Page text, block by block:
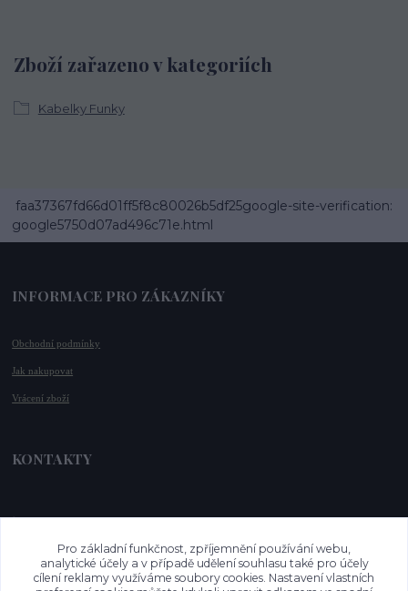
Zboží zařazeno v kategoriích
Kabelky Funky
faa37367fd66d01ff5f8c80026b5df25google-site-verification:
google5750d07ad496c71e.html
INFORMACE PRO ZÁKAZNÍKY
Obchodní podmínky
Jak nakupovat
Vrácení zboží
KONTAKTY
📞 +420 732 779 508
www.vysnenekabelky.cz
Pro základní funkčnost, zpříjemnění používání webu,
analytické účely a v případě udělení souhlasu také pro účely
cílení reklamy využíváme soubory cookies. Nastavení vlastních